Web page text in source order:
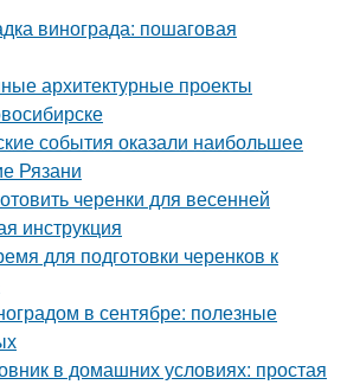
винограда: пошаговая
архитектурные проекты
события оказали наибольшее
Рязани
черенки для весенней
инструкция
для подготовки черенков к
в сентябре: полезные
в домашних условиях: простая